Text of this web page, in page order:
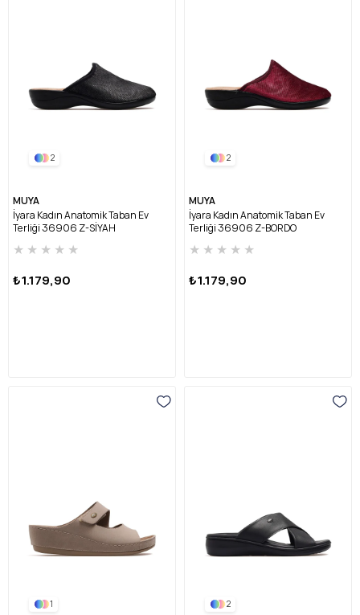
2
MUYA
İyara Kadın Anatomik Taban Ev
Terliği 36906 Z-SİYAH
★ ★ ★ ★ ★
₺1.179,90
2
MUYA
İyara Kadın Anatomik Taban Ev
Terliği 36906 Z-BORDO
★ ★ ★ ★ ★
₺1.179,90
1 2